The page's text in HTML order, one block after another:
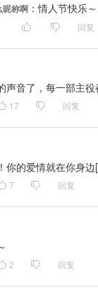
昵称啊 ：情人节快乐～
回复
声音了，每一部主
17 回复
你的爱情就在你身
7 回复
2 回复